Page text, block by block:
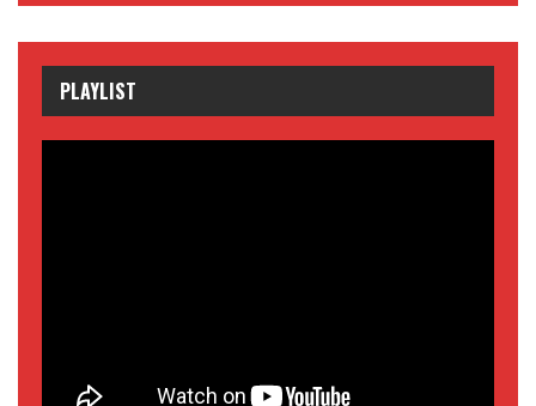
PLAYLIST